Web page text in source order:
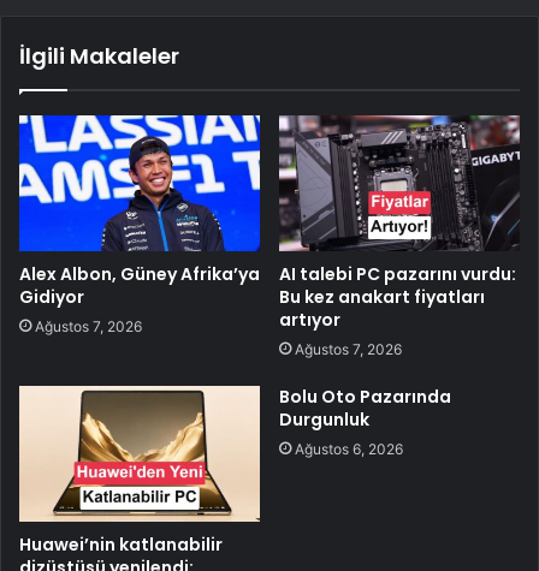
İlgili Makaleler
Alex Albon, Güney Afrika’ya
Gidiyor
Ağustos 7, 2026
AI talebi PC pazarını vurdu:
Bu kez anakart fiyatları
artıyor
Ağustos 7, 2026
Huawei’nin katlanabilir
Bolu Oto Pazarında
Durgunluk
Ağustos 6, 2026